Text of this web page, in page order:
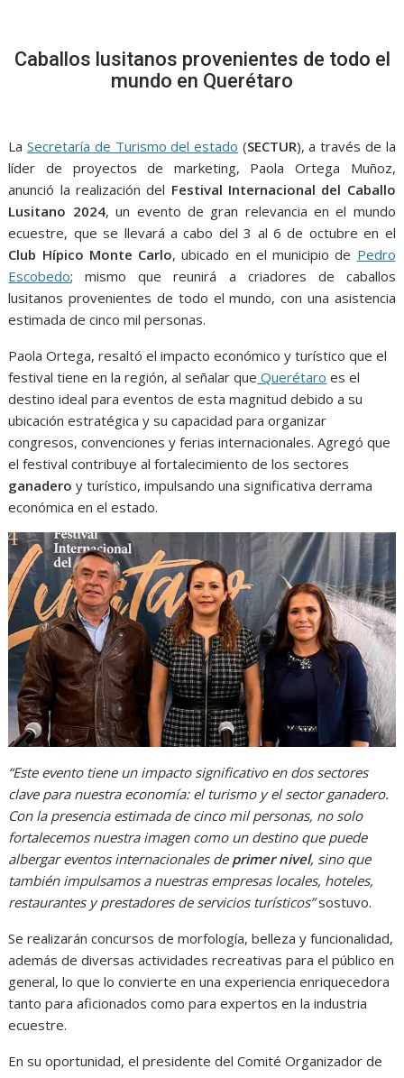
Caballos lusitanos provenientes de todo el
mundo en Querétaro
LaSecretaría de Turismo del estado (SECTUR), a través de la
líder de proyectos de marketing, Paola Ortega Muñoz,
anunció la realización del Festival Internacional del Caballo
Lusitano 2024, un evento de gran relevancia en el mundo
ecuestre, que se llevará a cabo del 3 al 6 de octubre en el
Club Hípico Monte Carlo, ubicado en el municipio de Pedro
Escobedo; mismo que reunirá a criadores de caballos
lusitanos provenientes de todo el mundo, con una asistencia
estimada de cinco mil personas.
Paola Ortega, resaltó el impacto económico y turístico que el
festival tiene en la región, al señalar que Querétaro es el
destino ideal para eventos de esta magnitud debido a su
ubicación estratégica y su capacidad para organizar
congresos, convenciones y ferias internacionales. Agregó que
el festival contribuye al fortalecimiento de los sectores
ganadero y turístico, impulsando una significativa derrama
económica en el estado.
“Este evento tiene un impacto significativo en dos sectores
clave para nuestra economía: el turismo y el sector ganadero.
Con la presencia estimada de cinco mil personas, no solo
fortalecemos nuestra imagen como un destino que puede
albergar eventos internacionales de primer nivel, sino que
también impulsamos a nuestras empresas locales, hoteles,
restaurantes y prestadores de servicios turísticos”sostuvo.
Se realizarán concursos de morfología, belleza y funcionalidad,
además de diversas actividades recreativas para el público en
general, lo que lo convierte en una experiencia enriquecedora
tanto para aficionados como para expertos en la industria
ecuestre.
En su oportunidad, el presidente del Comité Organizador de